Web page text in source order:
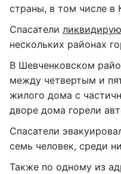
страны, в том числе в
Спасатели
нескольких районах
В Шевченковском
между четвертым и
жилого дома с
дворе дома горели
Спасатели
семь человек, среди
Также по одному из